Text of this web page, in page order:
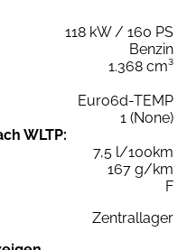
118 kW / 160 PS
Benzin
1.368 cm³
Euro6d-TEMP
1 (None)
WLTP:
7,5 l/100km
167 g/km
F
Zentrallager